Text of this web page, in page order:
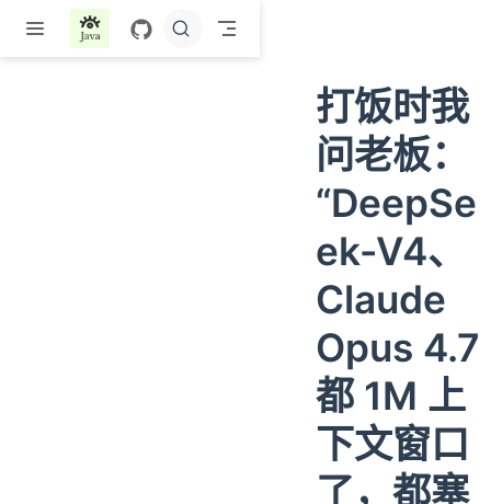
跳至主要內容
打饭时我
问老板：
“DeepSe
ek-V4、
Claude
Opus 4.7
都 1M 上
下文窗口
了，都塞